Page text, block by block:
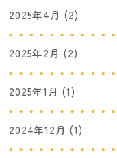
2025年4月 (2)
2025年2月 (2)
2025年1月 (1)
2024年12月 (1)